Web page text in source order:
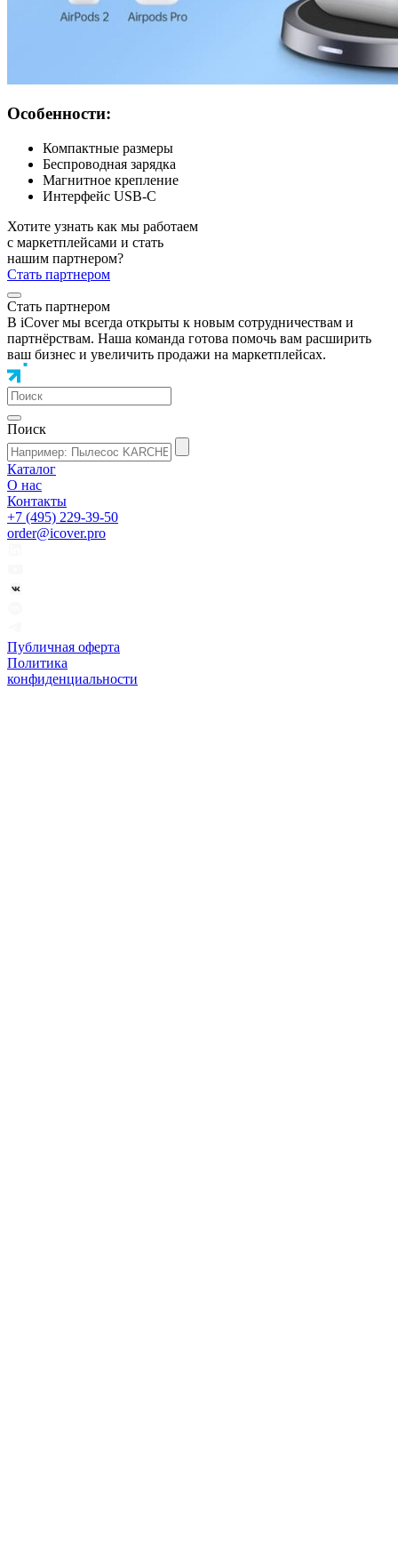
Особенности:
Компактные размеры
Беспроводная зарядка
Магнитное крепление
Интерфейс USB-C
Хотите узнать как мы работаем
с маркетплейсами и стать
нашим партнером?
Стать партнером
Стать партнером
В iCover мы всегда открыты к новым сотрудничествам и
партнёрствам. Наша команда готова помочь вам расширить
ваш бизнес и увеличить продажи на маркетплейсах.
Поиск
Каталог
О нас
Контакты
+7 (495) 229-39-50
order@icover.pro
Публичная оферта
Политика
конфиденциальности